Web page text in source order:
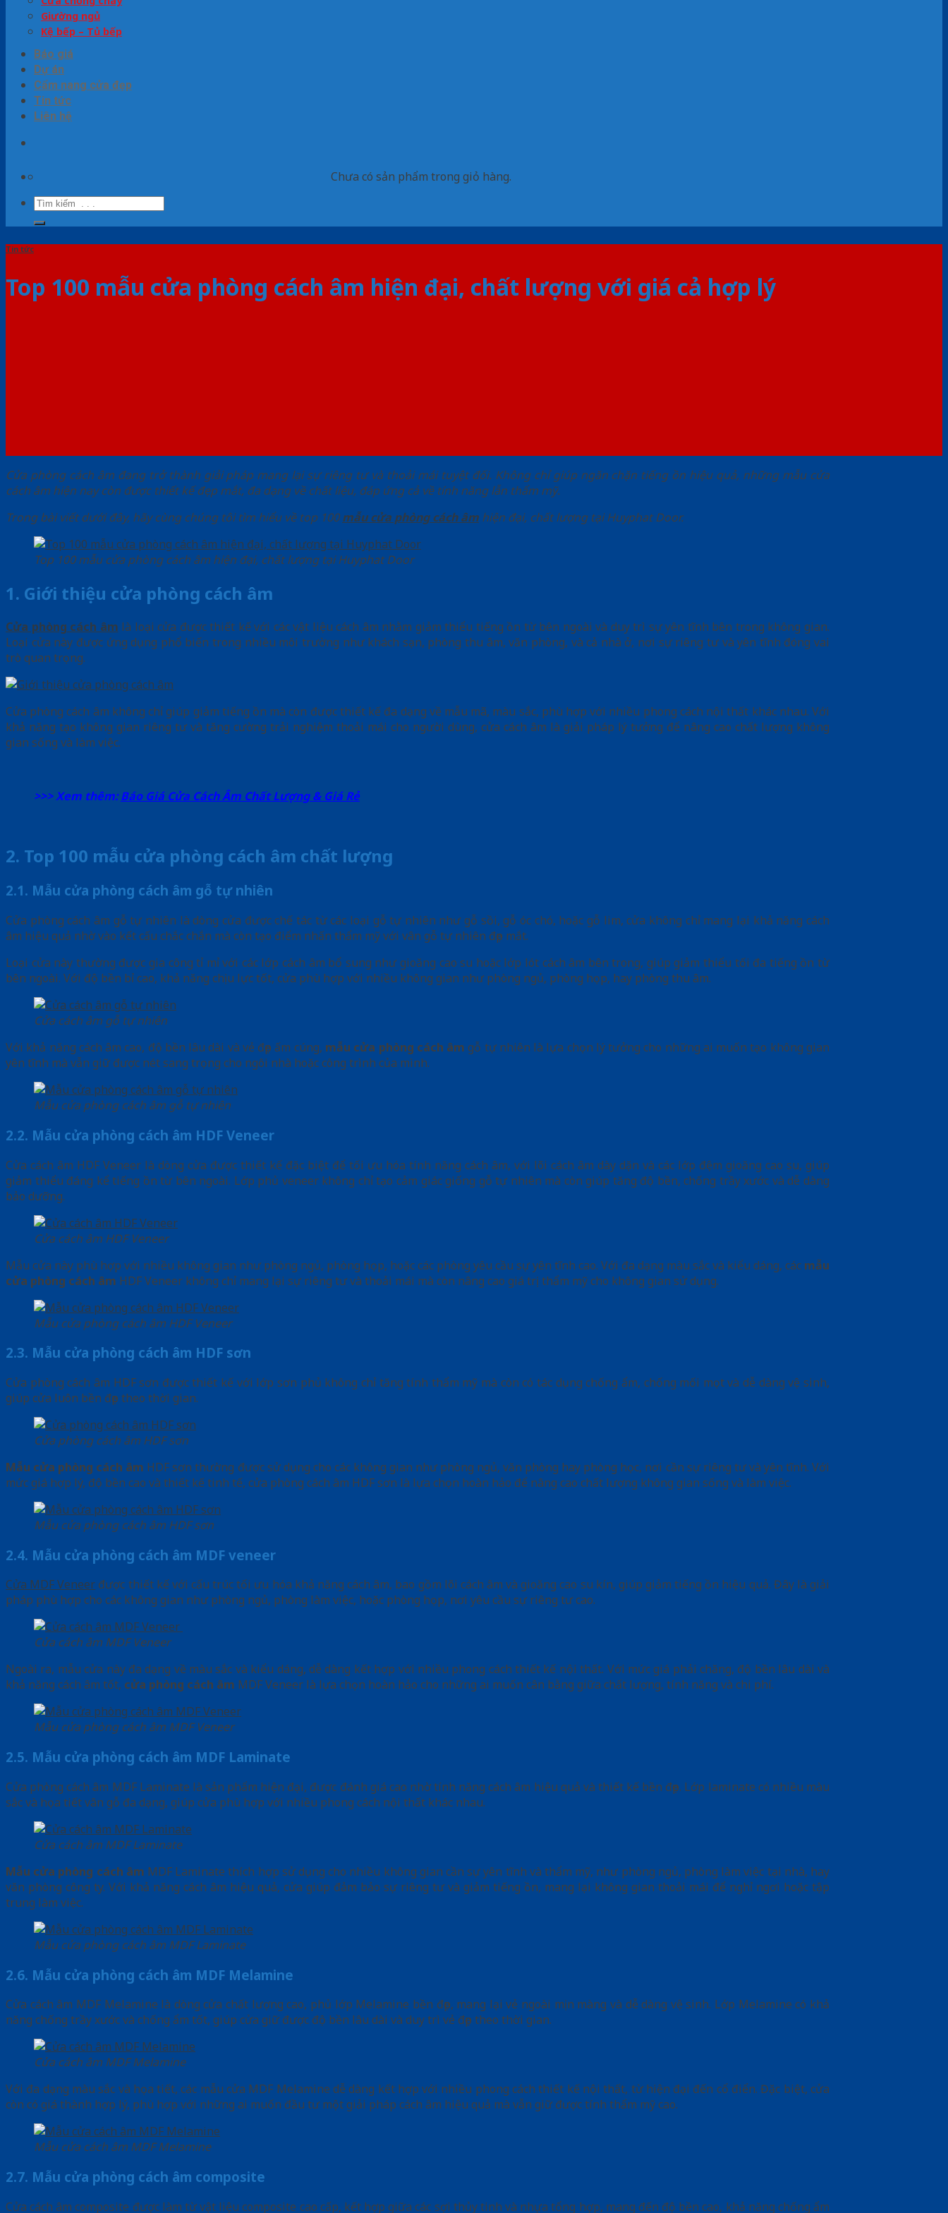
Giường ngủ
Kệ bếp – Tủ bếp
Báo giá
Dự án
Cẩm nang cửa đẹp
Tin tức
Liên hệ
Chưa có sản phẩm trong giỏ hàng.
Tìm
kiếm:
Tin tức
Top 100 mẫu cửa phòng cách âm hiện đại, chất lượng với giá cả hợp lý
Cửa phòng cách âm đang trở thành giải pháp mang lại sự riêng tư và thoải mái tuyệt đối. Không chỉ giúp ngăn chặn tiếng ồn hiệu quả, những mẫu cửa
cách âm hiện nay còn được thiết kế đẹp mắt, đa dạng về chất liệu, đáp ứng cả về tính năng lẫn thẩm mỹ.
Trong bài viết dưới đây, hãy cùng chúng tôi tìm hiểu về top 100mẫu cửa phòng cách âm hiện đại, chất lượng tại Huyphat Door.
Top 100 mẫu cửa phòng cách âm hiện đại, chất lượng tại Huyphat Door
1. Giới thiệu cửa phòng cách âm
Cửa phòng cách âm là loại cửa được thiết kế với các vật liệu cách âm nhằm giảm thiểu tiếng ồn từ bên ngoài và duy trì sự yên tĩnh bên trong không gian.
Loại cửa này được ứng dụng phổ biến trong nhiều môi trường như khách sạn, phòng thu âm, văn phòng, và cả nhà ở, nơi sự riêng tư và yên tĩnh đóng vai
trò quan trọng.
Cửa phòng cách âm không chỉ giúp giảm tiếng ồn mà còn được thiết kế đa dạng về mẫu mã, màu sắc, phù hợp với nhiều phong cách nội thất khác nhau. Với
khả năng tạo không gian riêng tư và tăng cường trải nghiệm thoải mái cho người dùng, cửa cách âm là giải pháp lý tưởng để nâng cao chất lượng không
gian sống và làm việc.
>>> Xem thêm:Báo Giá Cửa Cách Âm Chất Lượng & Giá Rẻ
2. Top 100 mẫu cửa phòng cách âm chất lượng
2.1. Mẫu cửa phòng cách âm gỗ tự nhiên
Cửa phòng cách âm gỗ tự nhiên là dòng cửa được chế tác từ các loại gỗ tự nhiên như gỗ sồi, gỗ óc chó, hoặc gỗ lim, cửa không chỉ mang lại khả năng cách
âm hiệu quả nhờ vào kết cấu chắc chắn mà còn tạo điểm nhấn thẩm mỹ với vân gỗ tự nhiên đẹp mắt.
Loại cửa này thường được gia công tỉ mỉ với các lớp cách âm bổ sung như gioăng cao su hoặc lớp lót cách âm bên trong, giúp giảm thiểu tối đa tiếng ồn từ
bên ngoài. Với độ bền bỉ cao, khả năng chịu lực tốt, cửa phù hợp với nhiều không gian như phòng ngủ, phòng họp, hay phòng thu âm.
Cửa cách âm gỗ tự nhiên
Với khả năng cách âm cao, độ bền lâu dài và vẻ đẹp ấm cúng, mẫu cửa phòng cách âm gỗ tự nhiên là lựa chọn lý tưởng cho những ai muốn tạo không gian
yên tĩnh mà vẫn giữ được nét sang trọng cho ngôi nhà hoặc công trình của mình.
Mẫu cửa phòng cách âm gỗ tự nhiên
2.2. Mẫu cửa phòng cách âm HDF Veneer
Cửa cách âm HDF Veneer là dòng cửa được thiết kế đặc biệt để tối ưu hóa tính năng cách âm, với lõi cách âm dày dặn và các lớp đệm gioăng cao su, giúp
giảm thiểu đáng kể tiếng ồn từ bên ngoài. Lớp phủ veneer không chỉ tạo cảm giác giống gỗ tự nhiên mà còn giúp tăng độ bền, chống trầy xước và dễ dàng
bảo dưỡng.
Cửa cách âm HDF Veneer
Mẫu cửa này phù hợp với nhiều không gian như phòng ngủ, phòng họp, hoặc các phòng yêu cầu sự yên tĩnh cao. Với đa dạng màu sắc và kiểu dáng, các mẫu
cửa phòng cách âm HDF Veneer không chỉ mang lại sự riêng tư và thoải mái mà còn nâng cao giá trị thẩm mỹ cho không gian sử dụng.
Mẫu cửa phòng cách âm HDF Veneer
2.3. Mẫu cửa phòng cách âm HDF sơn
Cửa phòng cách âm HDF sơn được thiết kế với lớp sơn phủ không chỉ tăng tính thẩm mỹ mà còn có tác dụng chống ẩm, chống mối mọt và dễ dàng vệ sinh,
giúp cửa luôn bền đẹp theo thời gian.
Cửa phòng cách âm HDF sơn
Mẫu cửa phòng cách âm HDF sơn thường được sử dụng cho các không gian như phòng ngủ, văn phòng hay phòng học, nơi cần sự riêng tư và yên tĩnh. Với
mức giá hợp lý, độ bền cao và thiết kế tinh tế, cửa phòng cách âm HDF sơn là lựa chọn hoàn hảo để nâng cao chất lượng không gian sống và làm việc.
Mẫu cửa phòng cách âm HDF sơn
2.4. Mẫu cửa phòng cách âm MDF veneer
Cửa MDF Veneer được thiết kế với cấu trúc tối ưu hóa khả năng cách âm, bao gồm lõi cách âm và gioăng cao su kín, giúp giảm tiếng ồn hiệu quả. Đây là giải
pháp phù hợp cho các không gian như phòng ngủ, phòng làm việc, hoặc phòng họp, nơi yêu cầu sự riêng tư cao.
Cửa cách âm MDF Veneer
Ngoài ra, mẫu cửa này đa dạng về màu sắc và kiểu dáng, dễ dàng kết hợp với nhiều phong cách thiết kế nội thất. Với mức giá phải chăng, độ bền lâu dài và
khả năng cách âm tốt, cửa phòng cách âm MDF Veneer là lựa chọn hoàn hảo cho những ai muốn cân bằng giữa chất lượng, tính năng và chi phí.
Mẫu cửa phòng cách âm MDF Veneer
2.5. Mẫu cửa phòng cách âm MDF Laminate
Cửa phòng cách âm MDF Laminate là sản phẩm hiện đại, được đánh giá cao nhờ tính năng cách âm hiệu quả và thiết kế bền đẹp. Lớp laminate có nhiều màu
sắc và họa tiết vân gỗ đa dạng, giúp cửa phù hợp với nhiều phong cách nội thất khác nhau.
Cửa cách âm MDF Laminate
Mẫu cửa phòng cách âm MDF Laminate thích hợp sử dụng cho nhiều không gian cần sự yên tĩnh và thẩm mỹ, như phòng ngủ, phòng làm việc tại nhà, hay
văn phòng công ty. Với khả năng cách âm hiệu quả, cửa giúp đảm bảo sự riêng tư và giảm tiếng ồn, mang lại không gian thoải mái để nghỉ ngơi hoặc tập
trung làm việc.
Mẫu cửa phòng cách âm MDF Laminate
2.6. Mẫu cửa phòng cách âm MDF Melamine
Cửa cách âm MDF Melamine là dòng cửa chất lượng cao, phủ lớp Melamine bền đẹp, mang lại vẻ ngoài mịn màng và dễ dàng vệ sinh. Lớp Melamine có khả
năng chống trầy xước và chống ẩm tốt, giúp cửa giữ được độ bền lâu dài và duy trì vẻ đẹp theo thời gian.
Cửa cách âm MDF Melamine
Với đa dạng màu sắc và họa tiết, các mẫu cửa MDF Melamine dễ dàng kết hợp với nhiều phong cách thiết kế nội thất, từ hiện đại đến cổ điển. Đặc biệt, cửa
còn có giá thành hợp lý, phù hợp với những ai muốn đầu tư một giải pháp cách âm hiệu quả mà vẫn giữ được tính thẩm mỹ cao.
Mẫu cửa cách âm MDF Melamine
2.7. Mẫu cửa phòng cách âm composite
Cửa cách âm composite được làm từ vật liệu composite cao cấp, kết hợp giữa các sợi thủy tinh và nhựa tổng hợp, mang đến độ bền cao, khả năng chống ẩm